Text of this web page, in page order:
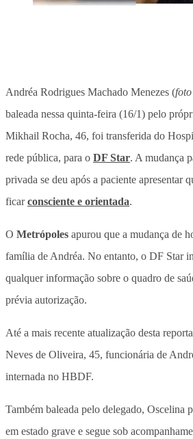
Andréa Rodrigues Machado Menezes (
baleada nessa quinta-feira (16/1) pelo
Mikhail Rocha, 46, foi transferida do
rede pública, para o DF Star. A mudança
privada se deu após a paciente apresentar
ficarconsciente e orientada.
O Metrópoles apurou que a mudança de
família de Andréa. No entanto, o DF Star
qualquer informação sobre o quadro de
prévia autorização.
Até a mais recente atualização desta
Neves de Oliveira, 45, funcionária de
internada no HBDF.
Também baleada pelo delegado, Oscelina
em estado grave e segue sob